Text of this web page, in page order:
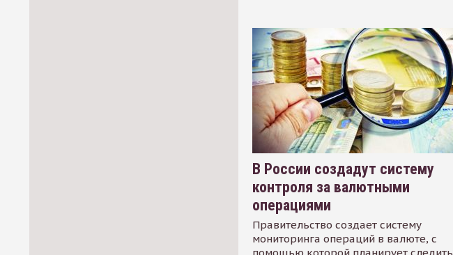
В России создадут систему
контроля за валютными
операциями
Правительство создает систему
мониторинга операций в валюте, с